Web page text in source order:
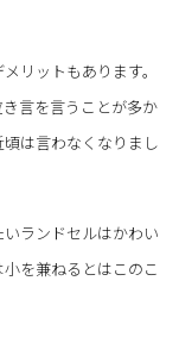
リットもあります。
言を言うことが多か
は言わなくなりまし
ランドセルはかわい
を兼ねるとはこのこ